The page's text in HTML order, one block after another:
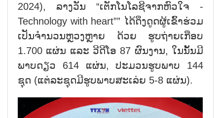
2024), ລາງວັນ “ເຕັກໂນໂລຊີຈາກຫົວໃຈ
-
Technology with heart”” ໄດ້ດຶງດູດຜູ້ເຂົ້າຮ່ວມ
ເປັນຈໍານວນຫຼວງຫຼາຍ ດ້ວຍ ຮູບຖ່າຍເກືອບ
1.700 ແຜ່ນ ແລະ ວີດີໂອ 87 ຜົນງານ, ໃນນັ້ນມີ
ພາບດຽວ 614 ແຜ່ນ,ປະມວນຮູບພາບ 144
ຊຸດ (ແຕ່ລະຊຸດມີຮູບພາບສະເລ່ຍ 5-8 ແຜ່ນ).